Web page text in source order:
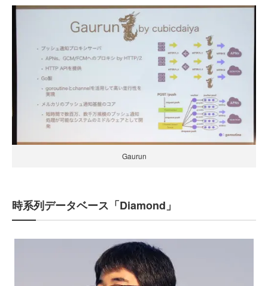
Gaurun
時系列データベース「Diamond」